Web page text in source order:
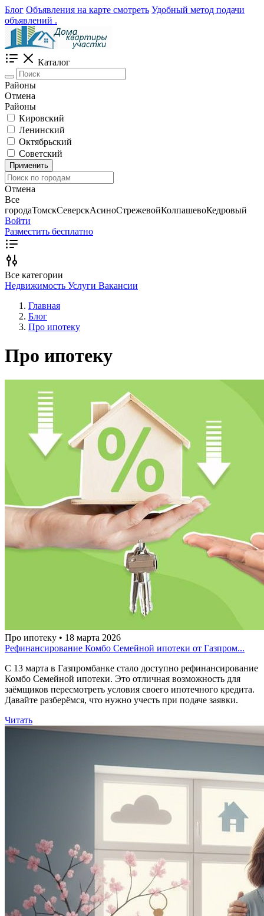
Блог Объявления на карте смотреть Удобный метод подачи
объявлений .
Каталог
Районы
Отмена
Районы
Кировский
Ленинский
Октябрьский
Советский
Применить
Отмена
Все
городаТомскСеверскАсиноСтрежевойКолпашевоКедровый
Войти
Разместить бесплатно
Все категории
Недвижимость Услуги Вакансии
Главная
Блог
Про ипотеку
Про ипотеку
Про ипотеку • 18 марта 2026
Рефинансирование Комбо Семейной ипотеки от Газпром...
С 13 марта в Газпромбанке стало доступно рефинансирование
Комбо Семейной ипотеки. Это отличная возможность для
заёмщиков пересмотреть условия своего ипотечного кредита.
Давайте разберёмся, что нужно учесть при подаче заявки.
Читать